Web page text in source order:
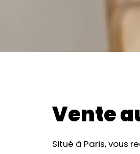
Vente
Situé à Paris, vous